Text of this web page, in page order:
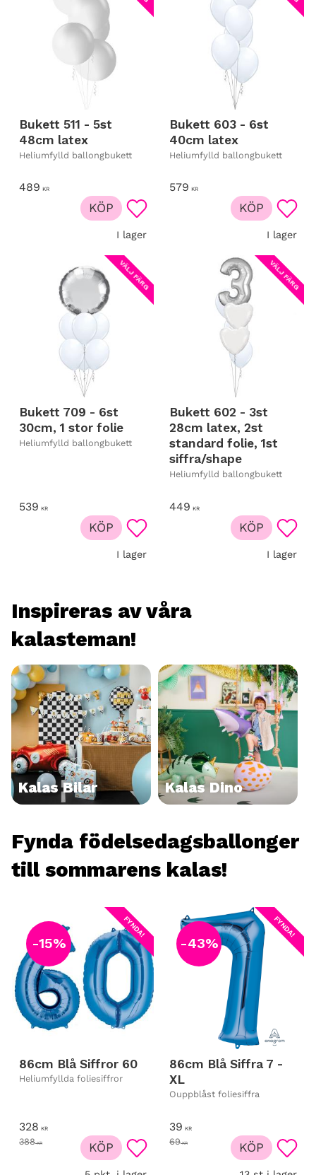
Bukett 511 - 5st
48cm latex
Heliumfylld ballongbukett
489 KR
Lägg till i favoriter
I lager
KÖP
Bukett 603 - 6st
40cm latex
Heliumfylld ballongbukett
579 KR
I lager
KÖP
Bukett 709 - 6st
30cm, 1 stor folie
Heliumfylld ballongbukett
539 KR
VÄLJ FÄRG
Lägg till i favoriter
I lager
KÖP
Bukett 602 - 3st
28cm latex, 2st
standard folie, 1st
siffra/shape
Heliumfylld ballongbukett
449 KR
VÄLJ FÄRG
I lager
KÖP
Inspireras av våra
kalasteman!
Kalas Bilar Kalas Dino
Fynda födelsedagsballonger
till sommarens kalas!
86cm Blå Siffror 60
Heliumfyllda foliesiffror
328 KR
388KR
15%
FYNDA!
Lägg till i favoriter
KÖP
86cm Blå Siffra 7 -
XL
Ouppblåst foliesiffra
39 KR
69KR
43%
FYNDA!
KÖP